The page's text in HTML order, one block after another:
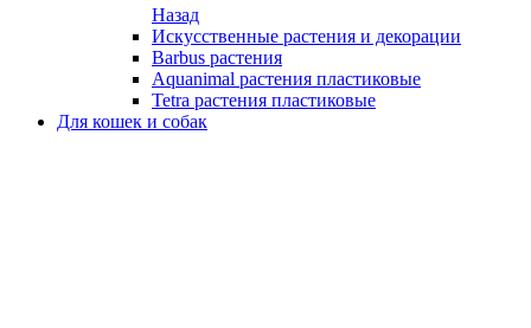
Назад
Искусственные растения и декорации
Barbus растения
Aquanimal растения пластиковые
Tetra растения пластиковые
Для кошек и собак